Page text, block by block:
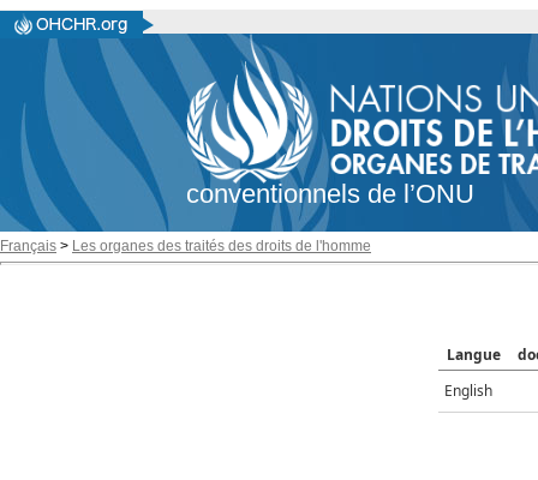
conventionnels de l’ONU
Français > Les organes des traités des droits de l'homme
Langue
English